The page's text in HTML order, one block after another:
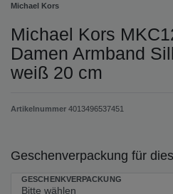
Michael Kors
Michael Kors
Damen Armband
weiß 20 cm
Artikelnummer 4013496537451
Geschenverpackung für
GESCHENKVERPACKUNG